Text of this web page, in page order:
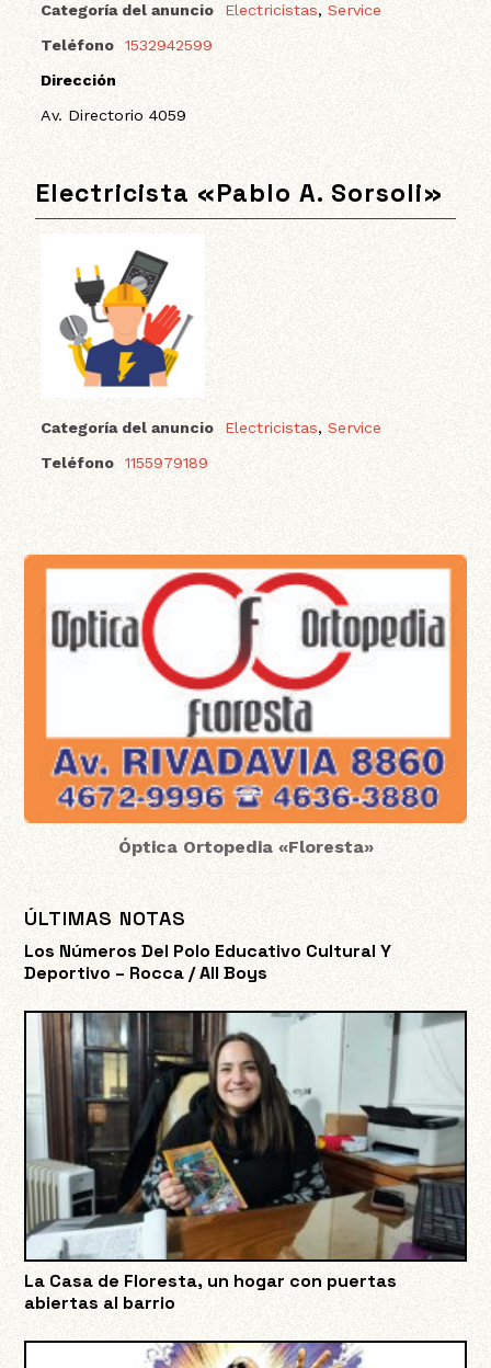
Categoría del anuncio Electricistas,Service
Teléfono
1532942599
Dirección
Av. Directorio 4059
Electricista «Pablo A. Sorsoli»
Categoría del anuncio Electricistas,Service
Teléfono
1155979189
Óptica Ortopedia «Floresta»
ÚLTIMAS NOTAS
Los Números Del Polo Educativo Cultural Y
Deportivo – Rocca / All Boys
La Casa de Floresta, un hogar con puertas
abiertas al barrio